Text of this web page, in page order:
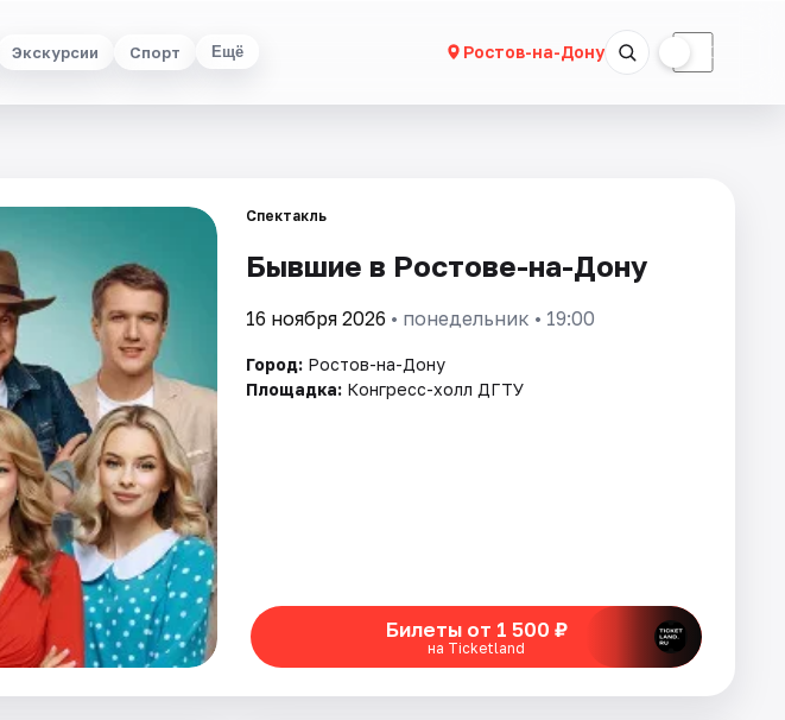
Экскурсии Спорт Ещё Ростов-на-Дону ☾
Спектакль
Бывшие в Ростове-на-Дону
16 ноября 2026 • понедельник • 19:00
Город: Ростов-на-Дону
Площадка: Конгресс-холл ДГТУ
Билеты от 1 500 ₽
на Ticketland